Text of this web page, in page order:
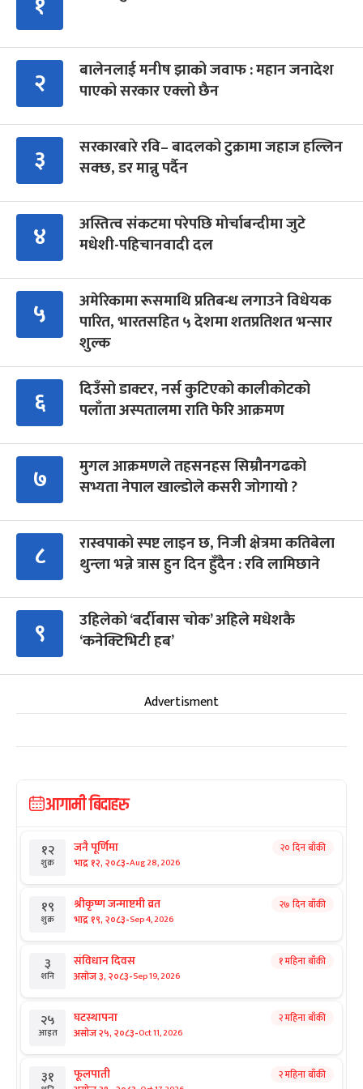
२
बालेनलाई मनीष झाको जवाफ : महान जनादेश
पाएको सरकार एक्लो छैन
३
सरकारबारे रवि– बादलको टुक्रामा जहाज हल्लिन
सक्छ, डर मान्नु पर्दैन
४
अस्तित्व संकटमा परेपछि मोर्चाबन्दीमा जुटे
मधेशी-पहिचानवादी दल
५
अमेरिकामा रूसमाथि प्रतिबन्ध लगाउने विधेयक
पारित, भारतसहित ५ देशमा शतप्रतिशत भन्सार
शुल्क
६
दिउँसो डाक्टर, नर्स कुटिएको कालीकोटको
पलाँता अस्पतालमा राति फेरि आक्रमण
७
मुगल आक्रमणले तहसनहस सिम्रौनगढको
सभ्यता नेपाल खाल्डोले कसरी जोगायो ?
८
रास्वपाको स्पष्ट लाइन छ, निजी क्षेत्रमा कतिबेला
थुन्ला भन्ने त्रास हुन दिन हुँदैन : रवि लामिछाने
९
उहिलेको ‘बर्दीबास चोक’ अहिले मधेशकै
‘कनेक्टिभिटी हब’
Advertisment
आगामी बिदाहरु
१२
शुक्र
जनै पूर्णिमा
भाद्र १२, २०८३-Aug 28, 2026
२० दिन बाँकी
१९
शुक्र
श्रीकृष्ण जन्माष्टमी व्रत
भाद्र १९, २०८३-Sep 4, 2026
२७ दिन बाँकी
३
शनि
संविधान दिवस
असोज ३, २०८३-Sep 19, 2026
१ महिना बाँकी
२५
आइत
घटस्थापना
असोज २५, २०८३-Oct 11, 2026
२ महिना बाँकी
३१ फूलपाती २ महिना बाँकी